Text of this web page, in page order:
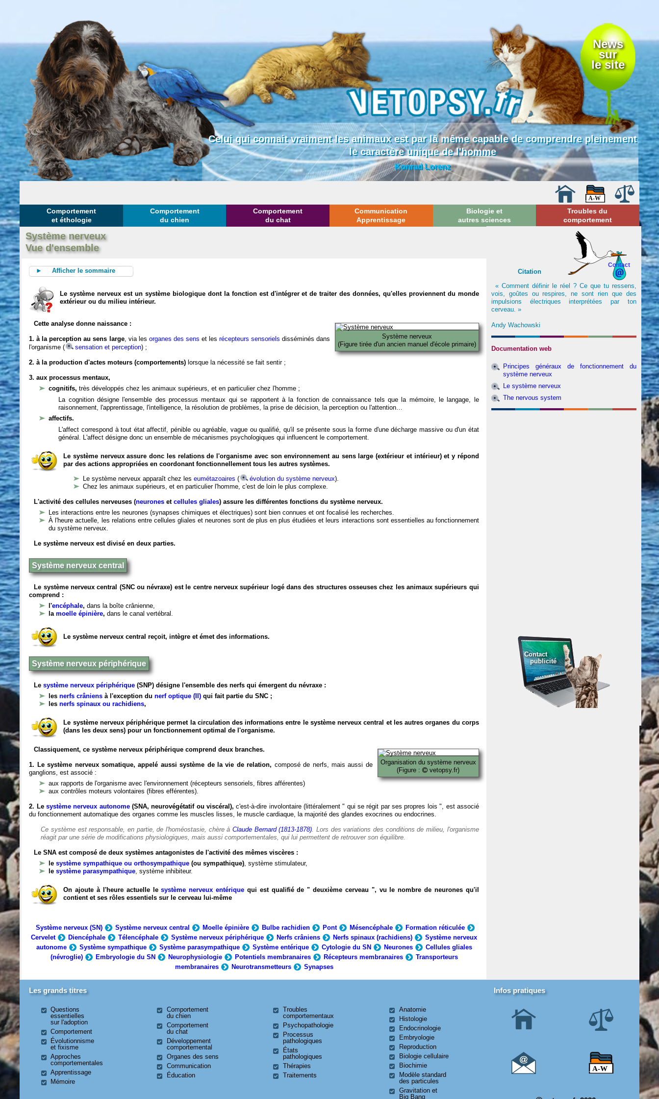
News
sur
le site
Celui qui connait vraiment les animaux est par là même capable de comprendre pleinement
le caractère unique de l'homme
Konrad Lorenz
Comportement
et éthologie
Comportement
du chien
Comportement
du chat
Communication
Apprentissage
Biologie et
autres sciences
Troubles du
comportement
Système nerveux
Vue d'ensemble
► Afficher le sommaire
Le système nerveux est un système biologique dont la fonction est d'intégrer et de traiter des données, qu'elles proviennent du monde
extérieur ou du milieu intérieur.
Système nerveux
(Figure tirée d'un ancien manuel d'école primaire)
Cette analyse donne naissance :
1. à la perception au sens large, via les organes des sens et les récepteurs sensoriels disséminés dans
l'organisme (
sensation et perception) ;
2. à la production d'actes moteurs (comportements) lorsque la nécessité se fait sentir ;
3. aux processus mentaux,
cognitifs,très développés chez les animaux supérieurs, et en particulier chez l'homme ;
La cognition désigne l'ensemble des processus mentaux qui se rapportent à la fonction de connaissance tels que la mémoire, le langage, le
raisonnement, l'apprentissage, l'intelligence, la résolution de problèmes, la prise de décision, la perception ou l'attention…
affectifs.
L'affect correspond à tout état affectif, pénible ou agréable, vague ou qualifié, qu'il se présente sous la forme d'une décharge massive ou d'un état
général. L'affect désigne donc un ensemble de mécanismes psychologiques qui influencent le comportement.
Le système nerveux assure donc les relations de l'organisme avec son environnement au sens large (extérieur et intérieur) et y répond
par des actions appropriées en coordonant fonctionnellement tous les autres systèmes.
Le système nerveux apparaît chez leseumétazoaires ( évolution du système nerveux).
Chez les animaux supérieurs, et en particulier l'homme, c'est de loin le plus complexe.
L'activité des cellules nerveuses (neurones etcellules gliales) assure les différentes fonctions du système nerveux.
Les interactions entre les neurones (synapses chimiques et électriques) sont bien connues et ont focalisé les recherches.
À l'heure actuelle, les relations entre cellules gliales et neurones sont de plus en plus étudiées et leurs interactions sont essentielles au fonctionnement
du système nerveux.
Le système nerveux est divisé en deux parties.
Système nerveux central
Le système nerveux central (SNC ou névraxe) est le centre nerveux supérieur logé dans des structures osseuses chez les animaux supérieurs qui
comprend :
l'encéphale,dans la boîte crânienne,
lamoelle épinière,dans le canal vertébral.
Le système nerveux central reçoit, intègre et émet des informations.
Système nerveux périphérique
Lesystème nerveux périphérique (SNP) désigne l'ensemble des nerfs qui émergent du névraxe :
lesnerfs crâniens à l'exception du nerf optique (II) qui fait partie du SNC ;
lesnerfs spinaux ou rachidiens,
Le système nerveux périphérique permet la circulation des informations entre le système nerveux central et les autres organes du corps
(dans les deux sens) pour un fonctionnement optimal de l'organisme.
Organisation du système nerveux
(Figure :
vetopsy.fr)
Classiquement, ce système nerveux périphérique comprend deux branches.
1. Le système nerveux somatique, appelé aussi système de la vie de relation, composé de nerfs, mais aussi de
ganglions, est associé :
aux rapports de l'organisme avec l'environnement (récepteurs sensoriels, fibres afférentes)
aux contrôles moteurs volontaires (fibres efférentes).
2. Le système nerveux autonome(SNA, neurovégétatif ou viscéral), c'est-à-dire involontaire (littéralement " qui se régit par ses propres lois ", est associé
du fonctionnement automatique des organes comme les muscles lisses, le muscle cardiaque, la majorité des glandes exocrines ou endocrines.
Ce système est responsable, en partie, de l'homéostasie, chère àClaude Bernard (1813-1878). Lors des variations des conditions de milieu, l'organisme
réagit par une série de modifications physiologiques, mais aussi comportementales, qui lui permettent de retrouver son équilibre.
Le SNA est composé de deux systèmes antagonistes de l'activité des mêmes viscères :
lesystème sympathique ou orthosympathique (ou sympathique), système stimulateur,
lesystème parasympathique, système inhibiteur.
On ajoute à l'heure actuelle lesystème nerveux entérique qui est qualifié de " deuxième cerveau ", vu le nombre de neurones qu'il
contient et ses rôles essentiels sur le cerveau lui-même
Système nerveux (SN) Système nerveux central Moelle épinière Bulbe rachidien Pont Mésencéphale
Formation réticulée
Cervelet
Diencéphale Télencéphale Système nerveux périphérique Nerfs crâniens Nerfs spinaux (rachidiens)
Système nerveux
autonome
Système sympathique Système parasympathique Système entérique Cytologie du SN Neurones
Cellules gliales
(névroglie)
Embryologie du SN Neurophysiologie Potentiels membranaires Récepteurs membranaires
Transporteurs
membranaires
Neurotransmetteurs Synapses
Contact
Citation
« Comment définir le réel ? Ce que tu ressens,
vois, goûtes ou respires, ne sont rien que des
impulsions électriques interprétées par ton
cerveau. »
Andy Wachowski
Documentation web
Principes généraux de fonctionnement du
système nerveux
Le système nerveux
The nervous system
Contact
publicité
Les grands titres
Questions
essentielles
sur l'adoption
Comportement
Évolutionnisme
et fixisme
Approches
comportementales
Apprentissage
Mémoire
Comportement
du chien
Comportement
du chat
Développement
comportemental
Organes des sens
Communication
Éducation
Troubles
comportementaux
Psychopathologie
Processus
pathologiques
États
pathologiques
Thérapies
Traitements
Anatomie
Histologie
Endocrinologie
Embryologie
Reproduction
Biologie cellulaire
Biochimie
Modèle standard
des particules
Gravitation et
Big Bang
Infos pratiques